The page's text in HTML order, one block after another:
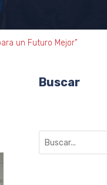
un Futuro Mejor”
Buscar